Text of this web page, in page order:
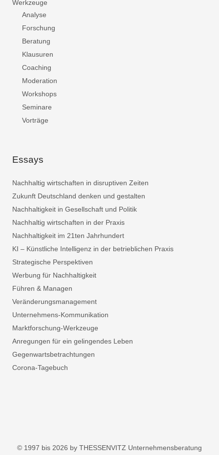
Werkzeuge
Analyse
Forschung
Beratung
Klausuren
Coaching
Moderation
Workshops
Seminare
Vorträge
Essays
Nachhaltig wirtschaften in disruptiven Zeiten
Zukunft Deutschland denken und gestalten
Nachhaltigkeit in Gesellschaft und Politik
Nachhaltig wirtschaften in der Praxis
Nachhaltigkeit im 21ten Jahrhundert
KI – Künstliche Intelligenz in der betrieblichen Praxis
Strategische Perspektiven
Werbung für Nachhaltigkeit
Führen & Managen
Veränderungsmanagement
Unternehmens-Kommunikation
Marktforschung-Werkzeuge
Anregungen für ein gelingendes Leben
Gegenwartsbetrachtungen
Corona-Tagebuch
© 1997 bis 2026 by THESSENVITZ Unternehmensberatung